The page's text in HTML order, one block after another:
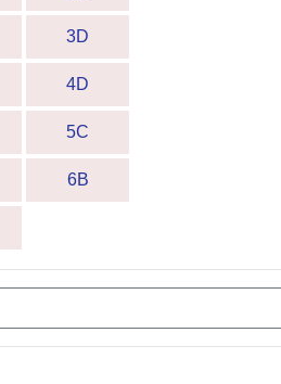
3D
4D
5C
6B